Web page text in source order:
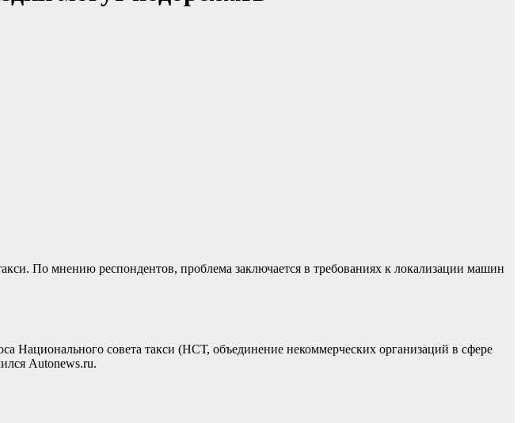
По мнению респондентов, проблема заключается в требованиях к локализации машин
Национального совета такси (НСТ, объединение некоммерческих организаций в сфере
Autonews.ru.